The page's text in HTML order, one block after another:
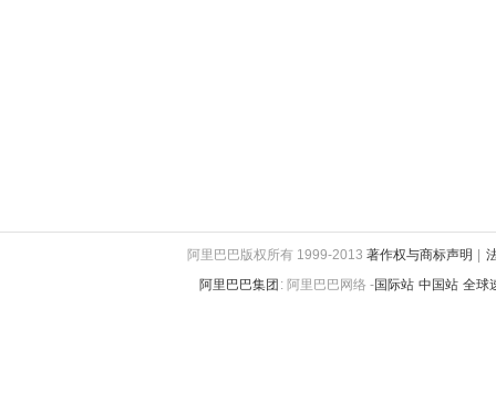
阿里巴巴版权所有 1999-2013 著作权与商标声明
阿里巴巴集团 : 阿里巴巴网络 -国际站 中国站 全球